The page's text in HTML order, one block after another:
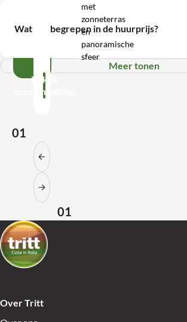
Wat is inbegrepen in de huurprijs?
Meer tonen
met
zonneterras
en
panoramische
sfeer
Bekijk
accommodatie
01
Vorige slide
Volgende slide
01
Terug naar de startpagina
Over Tritt